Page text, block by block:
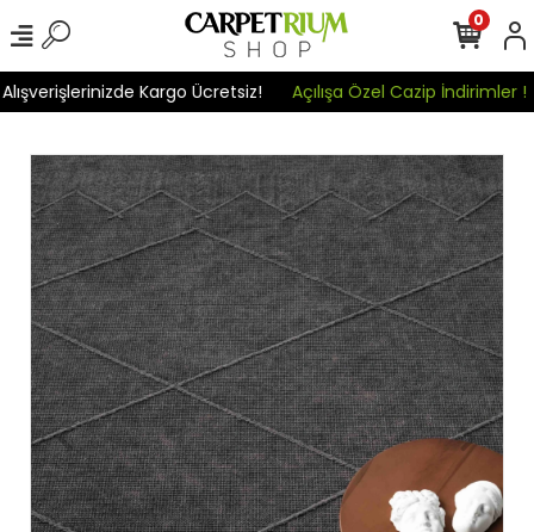
Kargo Ücretsiz! Açılışa Özel Cazip İndirimler !
0